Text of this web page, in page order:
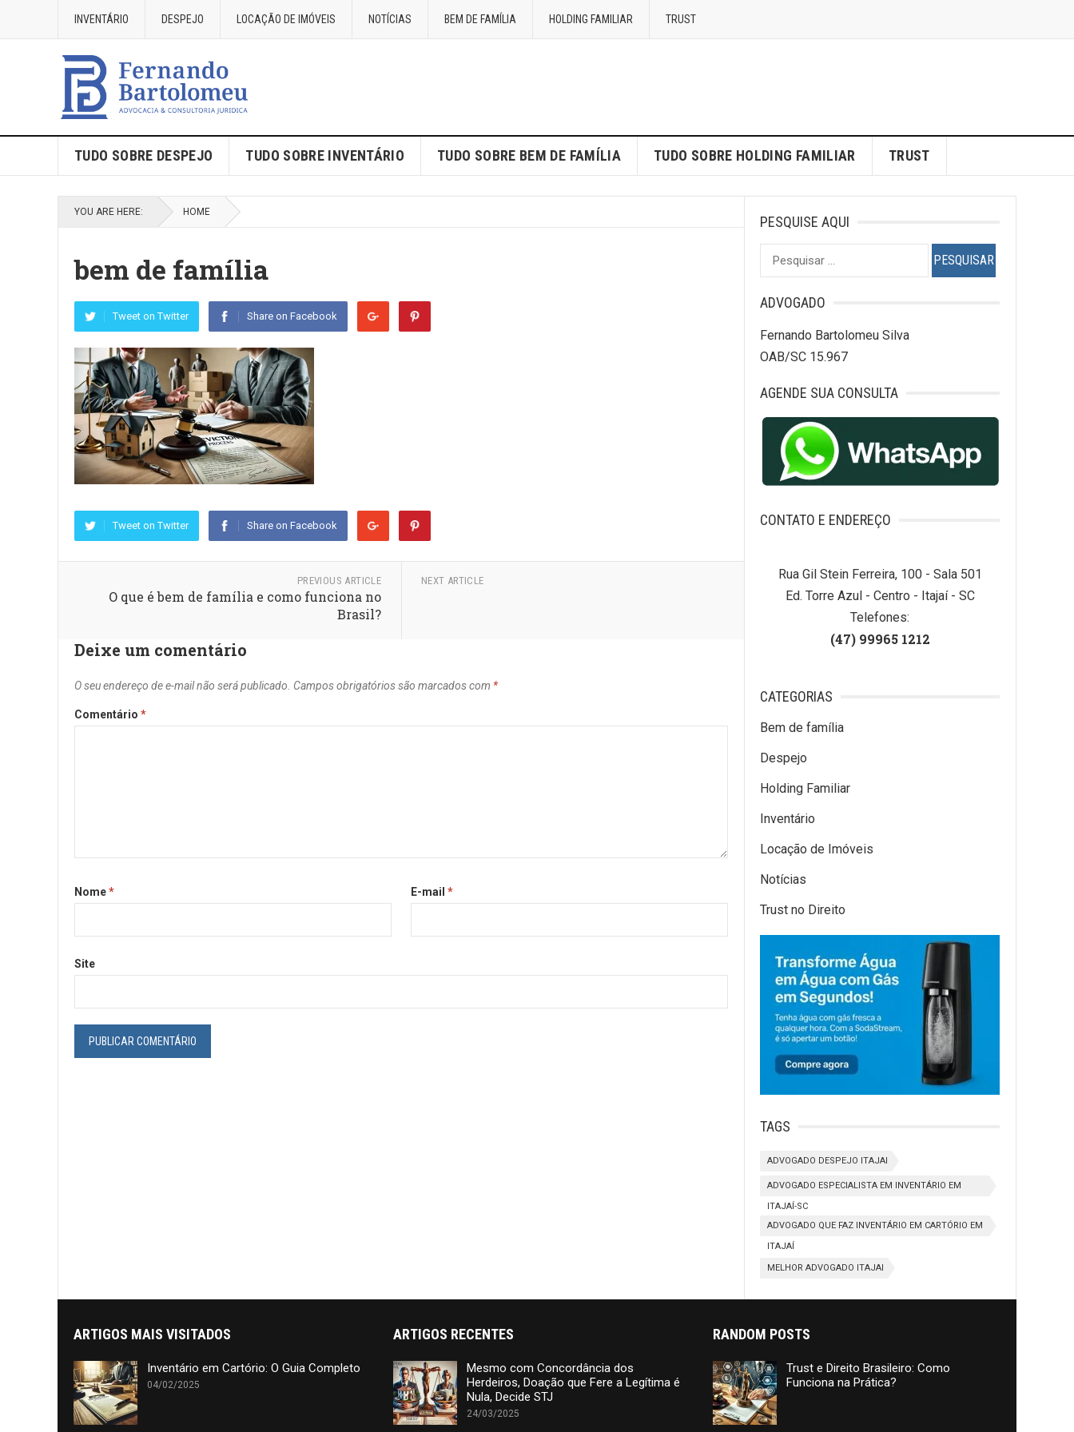
INVENTÁRIO DESPEJO LOCAÇÃO DE IMÓVEIS NOTÍCIAS BEM DE FAMÍLIA HOLDING FAMILIAR TRUST
TUDO SOBRE DESPEJO TUDO SOBRE INVENTÁRIO TUDO SOBRE BEM DE FAMÍLIA TUDO SOBRE HOLDING FAMILIAR TRUST
YOU ARE HERE: HOME
bem de família
Tweet on Twitter Share on Facebook
Tweet on Twitter Share on Facebook
PREVIOUS ARTICLE
O que é bem de família e como funciona no
Brasil?
NEXT ARTICLE
Deixe um comentário
O seu endereço de e-mail não será publicado. Campos obrigatórios são marcados com *
Comentário *
Nome* E-mail*
Site
PESQUISE AQUI
Pesquisar
por:
ADVOGADO
Fernando Bartolomeu Silva
OAB/SC 15.967
AGENDE SUA CONSULTA
CONTATO E ENDEREÇO
Rua Gil Stein Ferreira, 100 - Sala 501
Ed. Torre Azul - Centro - Itajaí - SC
Telefones:
(47) 99965 1212
CATEGORIAS
Bem de família
Despejo
Holding Familiar
Inventário
Locação de Imóveis
Notícias
Trust no Direito
TAGS
ADVOGADO DESPEJO ITAJAI
ADVOGADO ESPECIALISTA EM INVENTÁRIO EM
ITAJAÍ-SC
ADVOGADO QUE FAZ INVENTÁRIO EM CARTÓRIO EM
ITAJAÍ
MELHOR ADVOGADO ITAJAI
ARTIGOS MAIS VISITADOS
Inventário em Cartório: O Guia Completo
04/02/2025
ARTIGOS RECENTES
Mesmo com Concordância dos
Herdeiros, Doação que Fere a Legítima é
Nula, Decide STJ
24/03/2025
RANDOM POSTS
Trust e Direito Brasileiro: Como
Funciona na Prática?